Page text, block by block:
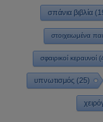
σπάνια βιβλία
στοιχειωμένα
σφαιρικοί κεραυνοί
υπνωτισμός(25)